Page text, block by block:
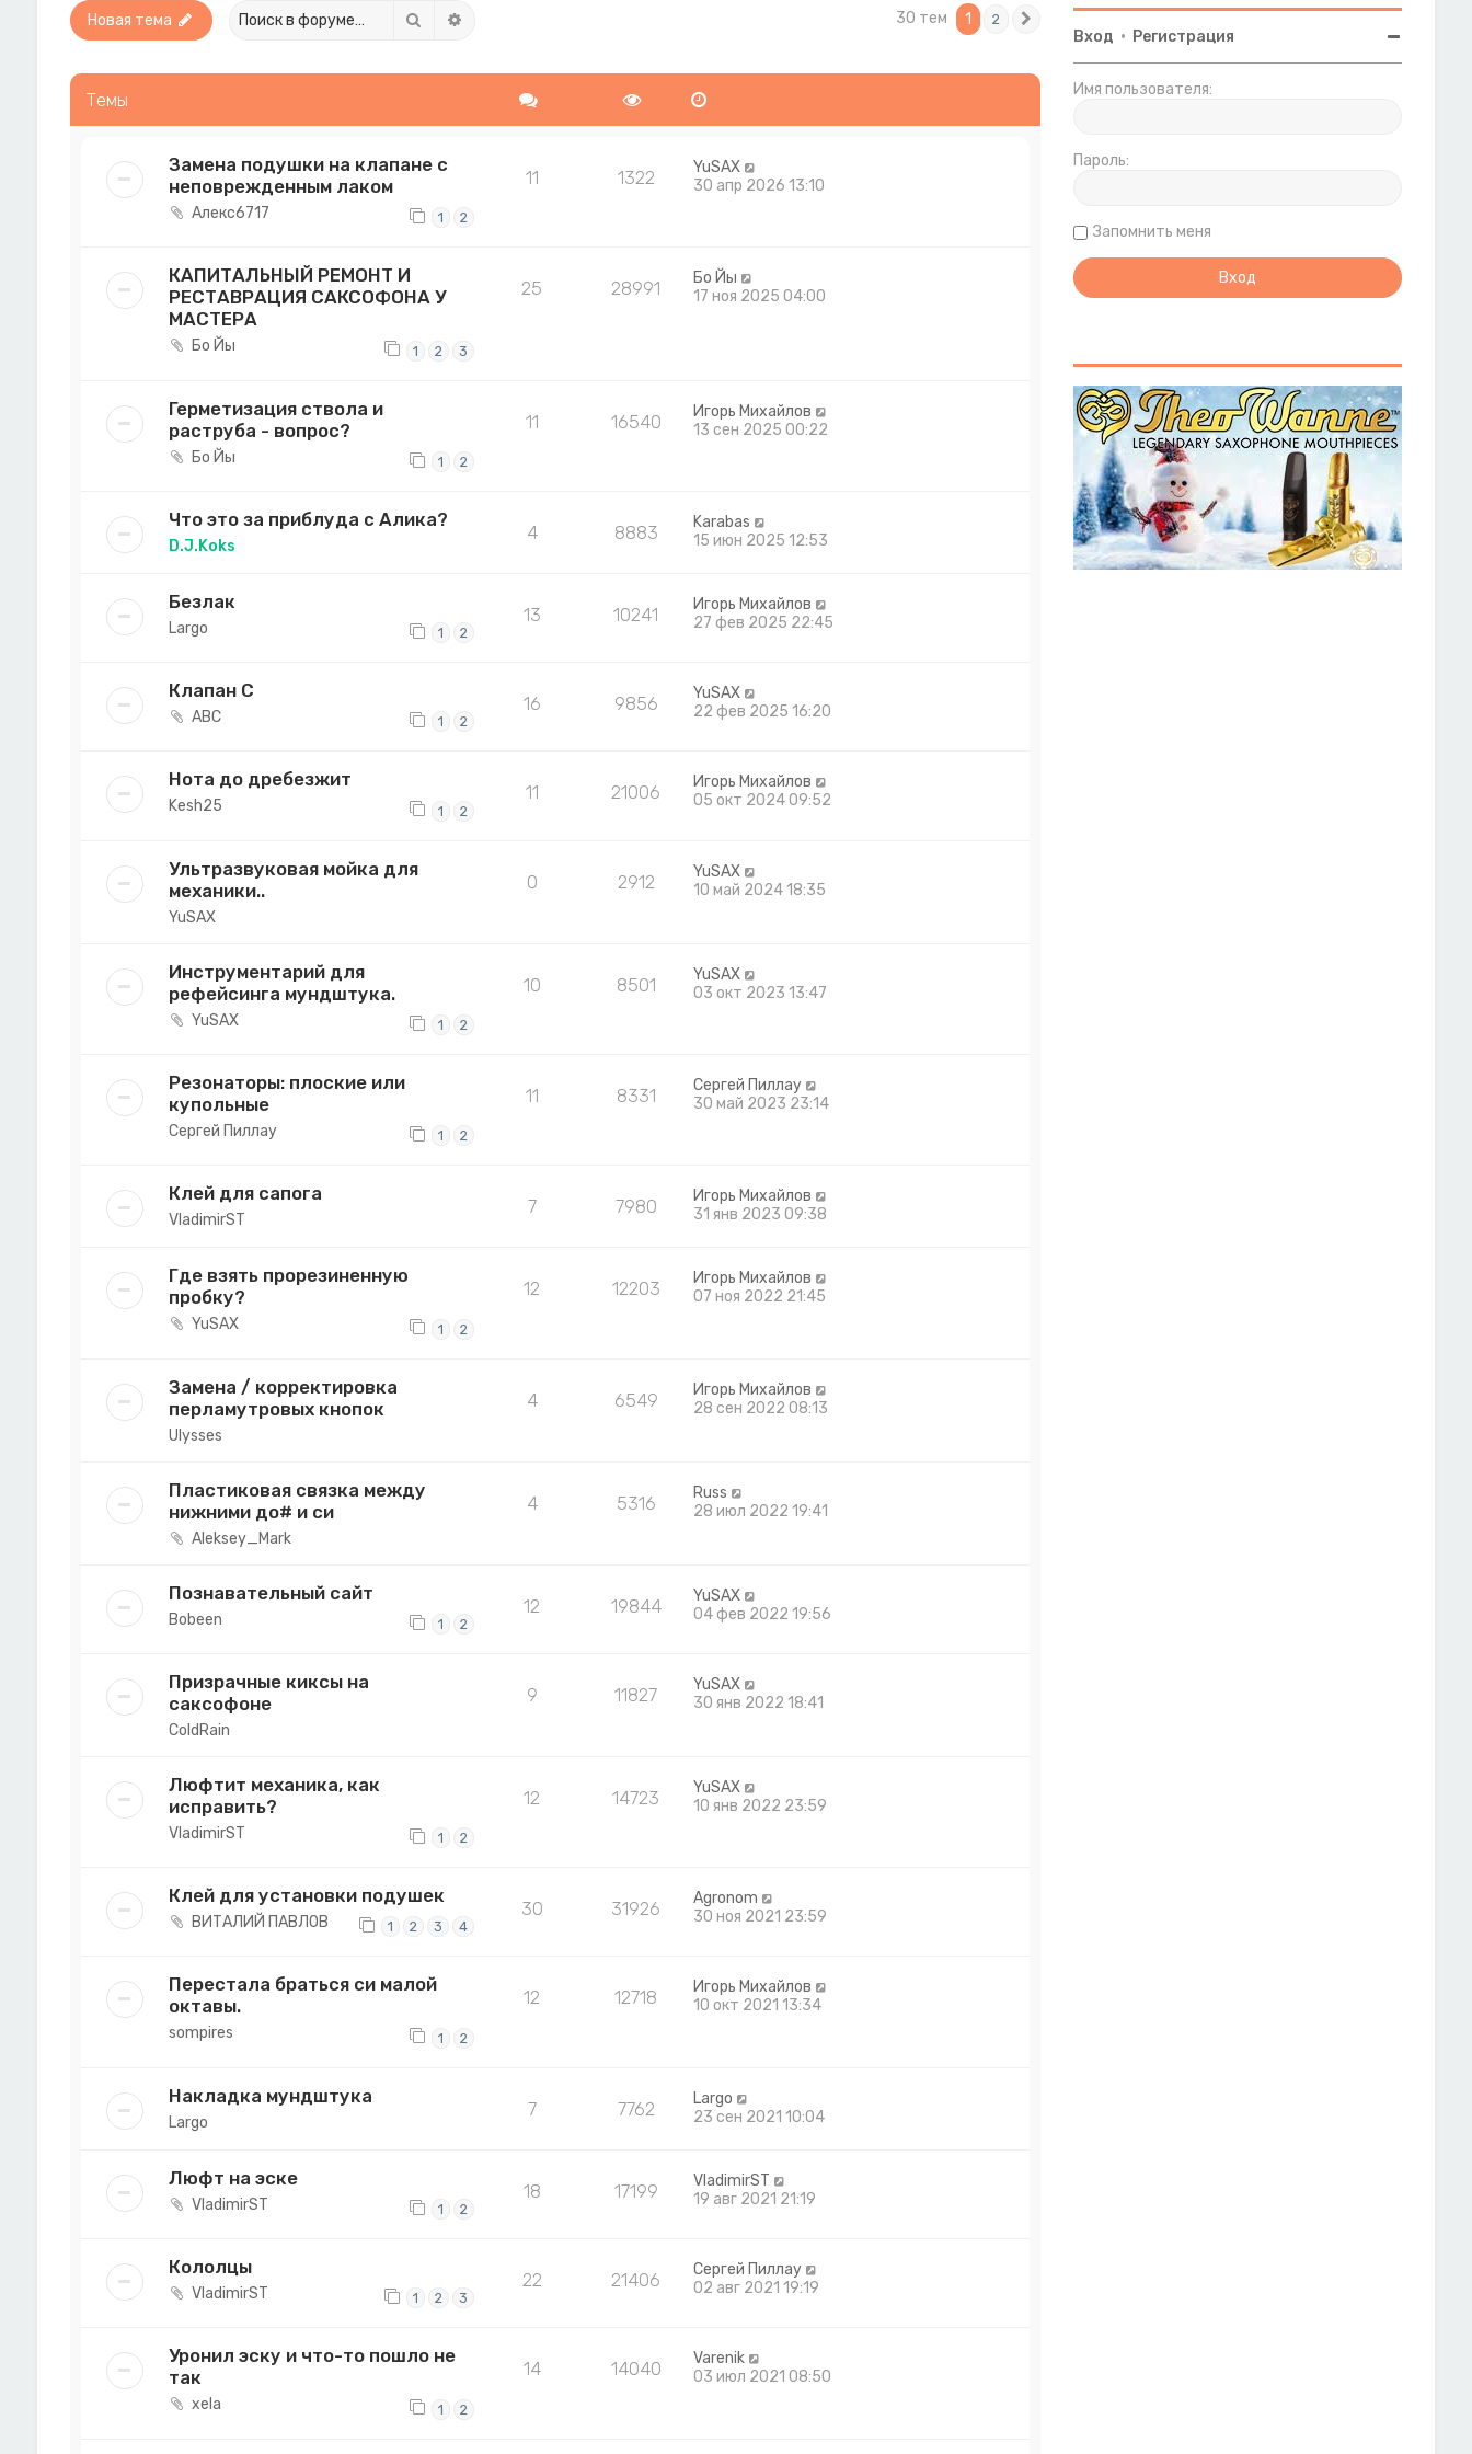
Новая тема Поиск 30 тем 1 2
Темы
Замена подушки на клапане с
неповрежденным лаком
Алекс6717 1 2
11 1322
YuSAX
30 апр 2026 13:10
КАПИТАЛЬНЫЙ РЕМОНТ И
РЕСТАВРАЦИЯ САКСОФОНА У
МАСТЕРА
Бо Йы 1 2 3
25 28991
Бо Йы
17 ноя 2025 04:00
Герметизация ствола и
раструба - вопрос?
Бо Йы 1 2
11 16540
Игорь Михайлов
13 сен 2025 00:22
Что это за приблуда с Алика?
D.J.Koks
4 8883
Karabas
15 июн 2025 12:53
Безлак
Largo 1 2
13 10241
Игорь Михайлов
27 фев 2025 22:45
Клапан С
ABC 1 2
16 9856
YuSAX
22 фев 2025 16:20
Нота до дребезжит
Kesh25 1 2
11 21006
Игорь Михайлов
05 окт 2024 09:52
Ультразвуковая мойка для
механики..
YuSAX
0 2912
YuSAX
10 май 2024 18:35
Инструментарий для
рефейсинга мундштука.
YuSAX 1 2
10 8501
YuSAX
03 окт 2023 13:47
Резонаторы: плоские или
купольные
Сергей Пиллау 1 2
11 8331
Сергей Пиллау
30 май 2023 23:14
Клей для сапога
VladimirST
7 7980
Игорь Михайлов
31 янв 2023 09:38
Где взять прорезиненную
пробку?
YuSAX 1 2
12 12203
Игорь Михайлов
07 ноя 2022 21:45
Замена / корректировка
перламутровых кнопок
Ulysses
4 6549
Игорь Михайлов
28 сен 2022 08:13
Пластиковая связка между
нижними до# и си
Aleksey_Mark
4 5316
Russ
28 июл 2022 19:41
Познавательный сайт
Bobeen 1 2
12 19844
YuSAX
04 фев 2022 19:56
Призрачные киксы на
саксофоне
ColdRain
9 11827
YuSAX
30 янв 2022 18:41
Люфтит механика, как
исправить?
VladimirST 1 2
12 14723
YuSAX
10 янв 2022 23:59
Клей для установки подушек
ВИТАЛИЙ ПАВЛОВ 1 2 3 4
30 31926
Agronom
30 ноя 2021 23:59
Перестала браться си малой
октавы.
sompires 1 2
12 12718
Игорь Михайлов
10 окт 2021 13:34
Накладка мундштука
Largo
7 7762
Largo
23 сен 2021 10:04
Люфт на эске
VladimirST 1 2
18 17199
VladimirST
19 авг 2021 21:19
Кололцы
VladimirST 1 2 3
22 21406
Сергей Пиллау
02 авг 2021 19:19
Уронил эску и что-то пошло не
так
xela 1 2
14 14040
Varenik
03 июл 2021 08:50
Вход • Регистрация
Имя пользователя:
Пароль:
Запомнить меня